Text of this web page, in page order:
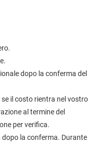
dopo la conferma del
il costo rientra nel vostro
al termine del
per verifica.
la conferma. Durante